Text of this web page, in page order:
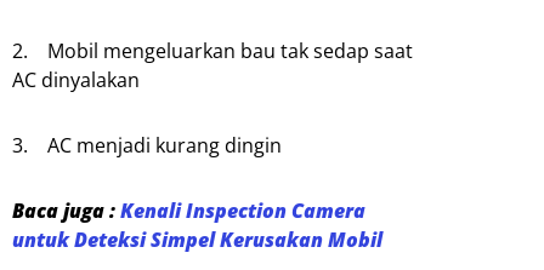
2. Mobil mengeluarkan bau tak sedap saat
AC dinyalakan
3. AC menjadi kurang dingin
Baca juga :Kenali Inspection Camera
untuk Deteksi Simpel Kerusakan Mobil